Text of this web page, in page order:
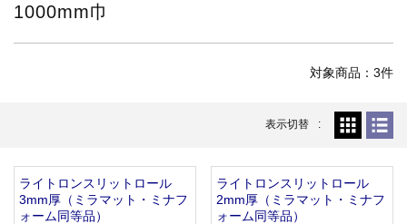
お知らせ
2024.2.27
年末年始休業のお知らせ...
お知らせ
2025.8.4
夏季休業のお知らせ...
1000mm巾
対象商品：3件
表示切替
ライトロンスリットロール
3mm厚（ミラマット・ミナフ
ォーム同等品）
ライトロンスリットロール
2mm厚（ミラマット・ミナフ
ォーム同等品）